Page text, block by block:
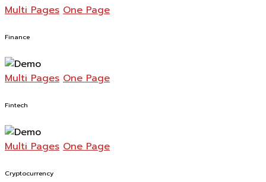
Multi Pages One Page
Finance
Multi Pages One Page
Fintech
Multi Pages One Page
Cryptocurrency